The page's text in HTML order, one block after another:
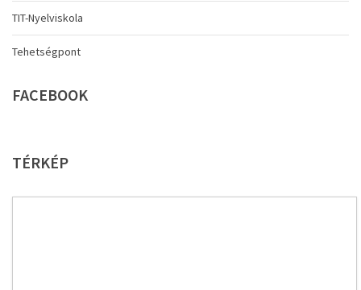
TIT-Nyelviskola
Tehetségpont
FACEBOOK
TÉRKÉP